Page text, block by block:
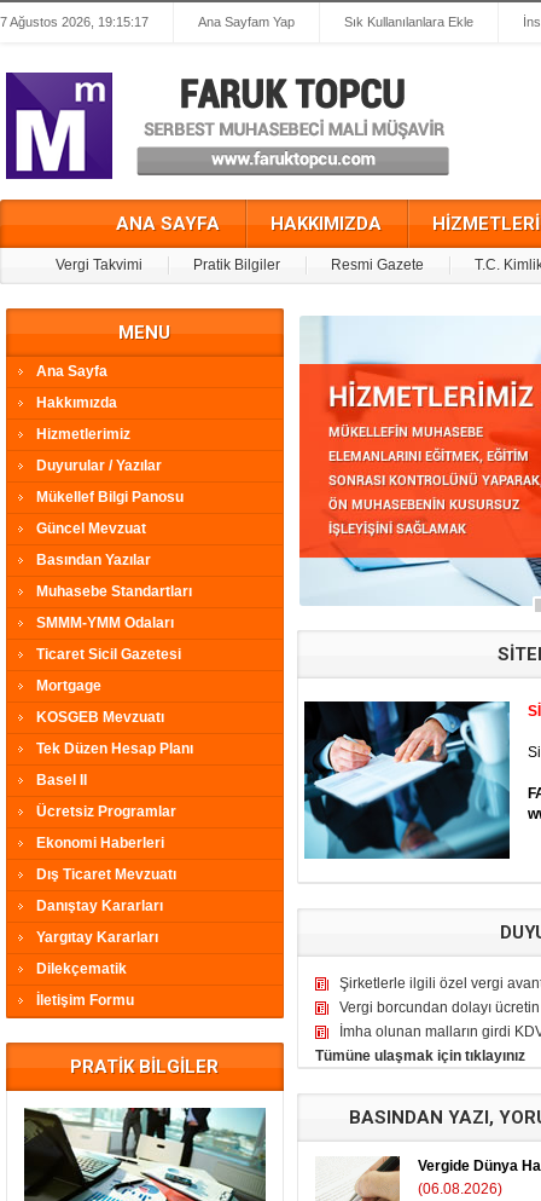
7 Ağustos 2026, 19:15:17 Ana Sayfam Yap Sık Kullanılanlara Ekle
ANA SAYFA HAKKIMIZDA
Vergi Takvimi Pratik Bilgiler Resmi Gazete T.C.
MENU
Ana Sayfa
Hakkımızda
Hizmetlerimiz
Duyurular / Yazılar
Mükellef Bilgi Panosu
Güncel Mevzuat
Basından Yazılar
Muhasebe Standartları
SMMM-YMM Odaları
Ticaret Sicil Gazetesi
Mortgage
KOSGEB Mevzuatı
Tek Düzen Hesap Planı
Basel II
Ücretsiz Programlar
Ekonomi Haberleri
Dış Ticaret Mevzuatı
Danıştay Kararları
Yargıtay Kararları
Dilekçematik
İletişim Formu
PRATİK BİLGİLER
Şirketlerle ilgili özel vergi
Vergi borcundan dolayı
İmha olunan malların girdi
Tümüne ulaşmak için tıklayınız
BASINDAN YAZI,
Vergide Dünya
(06.08.2026)